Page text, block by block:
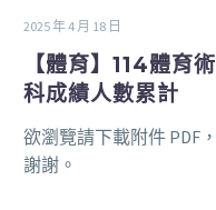
2025 年 4 月 18 日
【體育】114體育術
科成績人數累計
欲瀏覽請下載附件 PDF，
謝謝。